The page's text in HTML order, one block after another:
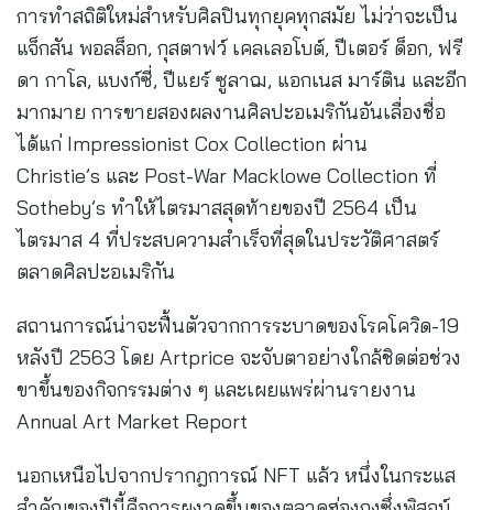
การทำสถิติใหม่สำหรับศิลปินทุกยุคทุกสมัย ไม่ว่าจะเป็น
แจ็กสัน พอลล็อก, กุสตาฟว์ เคลเลอโบต์, ปีเตอร์ ด็อก, ฟรี
ดา กาโล, แบงก์ซี่, ปีแยร์ ซูลาฌ, แอกเนส มาร์ติน และอีก
มากมาย การขายสองผลงานศิลปะอเมริกันอันเลื่องชื่อ
ได้แก่ Impressionist Cox Collection ผ่าน
Christie’s และ Post-War Macklowe Collection ที่
Sotheby’s ทำให้ไตรมาสสุดท้ายของปี 2564 เป็น
ไตรมาส 4 ที่ประสบความสำเร็จที่สุดในประวัติศาสตร์
ตลาดศิลปะอเมริกัน
สถานการณ์น่าจะฟื้นตัวจากการระบาดของโรคโควิด-19
หลังปี 2563 โดย Artprice จะจับตาอย่างใกล้ชิดต่อช่วง
ขาขึ้นของกิจกรรมต่าง ๆ และเผยแพร่ผ่านรายงาน
Annual Art Market Report
นอกเหนือไปจากปรากฎการณ์ NFT แล้ว หนึ่งในกระแส